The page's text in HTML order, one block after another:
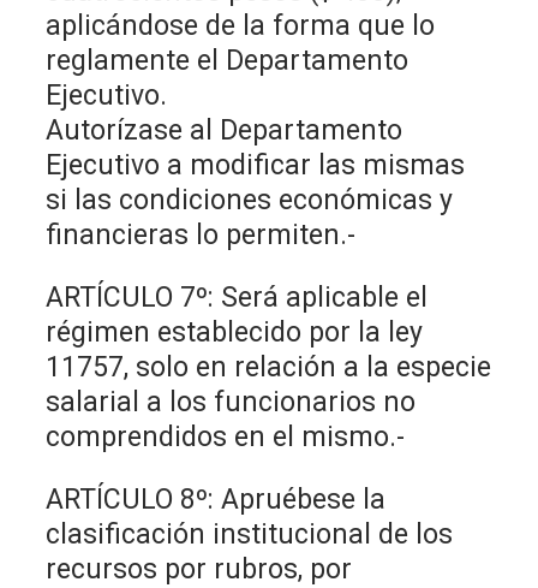
aplicándose de la forma que lo
reglamente el Departamento
Ejecutivo.
Autorízase al Departamento
Ejecutivo a modificar las mismas
si las condiciones económicas y
financieras lo permiten.-
ARTÍCULO 7º: Será aplicable el
régimen establecido por la ley
11757, solo en relación a la especie
salarial a los funcionarios no
comprendidos en el mismo.-
ARTÍCULO 8º: Apruébese la
clasificación institucional de los
recursos por rubros, por